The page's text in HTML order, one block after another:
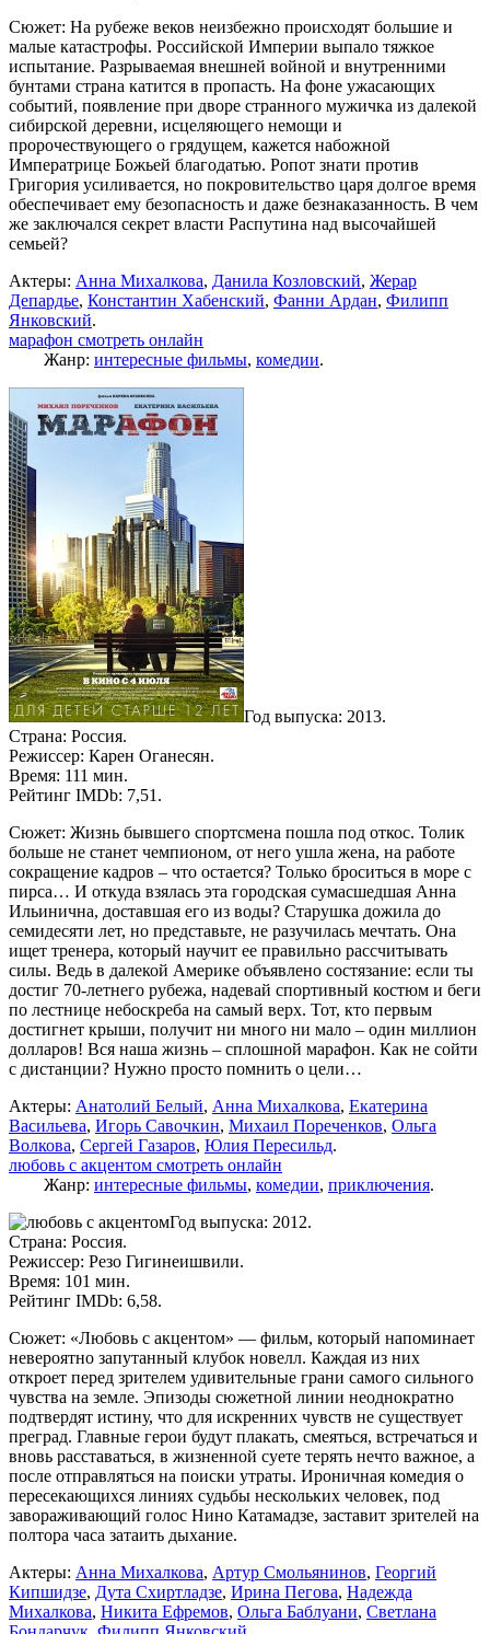
Сюжет: На рубеже веков неизбежно происходят большие и
малые катастрофы. Российской Империи выпало тяжкое
испытание. Разрываемая внешней войной и внутренними
бунтами страна катится в пропасть. На фоне ужасающих
событий, появление при дворе странного мужичка из далекой
сибирской деревни, исцеляющего немощи и
пророчествующего о грядущем, кажется набожной
Императрице Божьей благодатью. Ропот знати против
Григория усиливается, но покровительство царя долгое время
обеспечивает ему безопасность и даже безнаказанность. В чем
же заключался секрет власти Распутина над высочайшей
семьей?
Актеры: Анна Михалкова, Данила Козловский, Жерар
Депардье, Константин Хабенский, Фанни Ардан, Филипп
Янковский.
марафон смотреть онлайн
Жанр: интересные фильмы, комедии.
Год выпуска: 2013.
Страна: Россия.
Режиссер: Карен Оганесян.
Время: 111 мин.
Рейтинг IMDb: 7,51.
Сюжет: Жизнь бывшего спортсмена пошла под откос. Толик
больше не станет чемпионом, от него ушла жена, на работе
сокращение кадров – что остается? Только броситься в море с
пирса… И откуда взялась эта городская сумасшедшая Анна
Ильинична, доставшая его из воды? Старушка дожила до
семидесяти лет, но представьте, не разучилась мечтать. Она
ищет тренера, который научит ее правильно рассчитывать
силы. Ведь в далекой Америке объявлено состязание: если ты
достиг 70-летнего рубежа, надевай спортивный костюм и беги
по лестнице небоскреба на самый верх. Тот, кто первым
достигнет крыши, получит ни много ни мало – один миллион
долларов! Вся наша жизнь – сплошной марафон. Как не сойти
с дистанции? Нужно просто помнить о цели…
Актеры: Анатолий Белый, Анна Михалкова, Екатерина
Васильева, Игорь Савочкин, Михаил Пореченков, Ольга
Волкова, Сергей Газаров, Юлия Пересильд.
любовь с акцентом смотреть онлайн
Жанр: интересные фильмы, комедии, приключения.
Год выпуска: 2012.
Страна: Россия.
Режиссер: Резо Гигинеишвили.
Время: 101 мин.
Рейтинг IMDb: 6,58.
Сюжет: «Любовь с акцентом» — фильм, который напоминает
невероятно запутанный клубок новелл. Каждая из них
откроет перед зрителем удивительные грани самого сильного
чувства на земле. Эпизоды сюжетной линии неоднократно
подтвердят истину, что для искренних чувств не существует
преград. Главные герои будут плакать, смеяться, встречаться и
вновь расставаться, в жизненной суете терять нечто важное, а
после отправляться на поиски утраты. Ироничная комедия о
пересекающихся линиях судьбы нескольких человек, под
завораживающий голос Нино Катамадзе, заставит зрителей на
полтора часа затаить дыхание.
Актеры: Анна Михалкова, Артур Смольянинов, Георгий
Кипшидзе, Дута Схиртладзе, Ирина Пегова, Надежда
Михалкова, Никита Ефремов, Ольга Баблуани, Светлана